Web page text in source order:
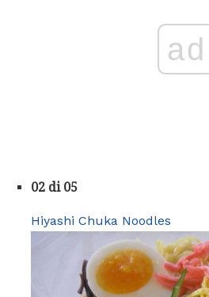
ad
02 di 05
Hiyashi Chuka Noodles